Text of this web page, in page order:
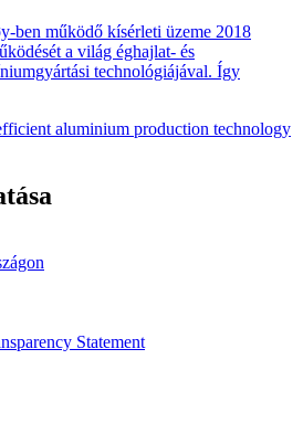
ben működő kísérleti üzeme 2018
a világ éghajlat- és
technológiájával. Így
aluminium production technology
Statement